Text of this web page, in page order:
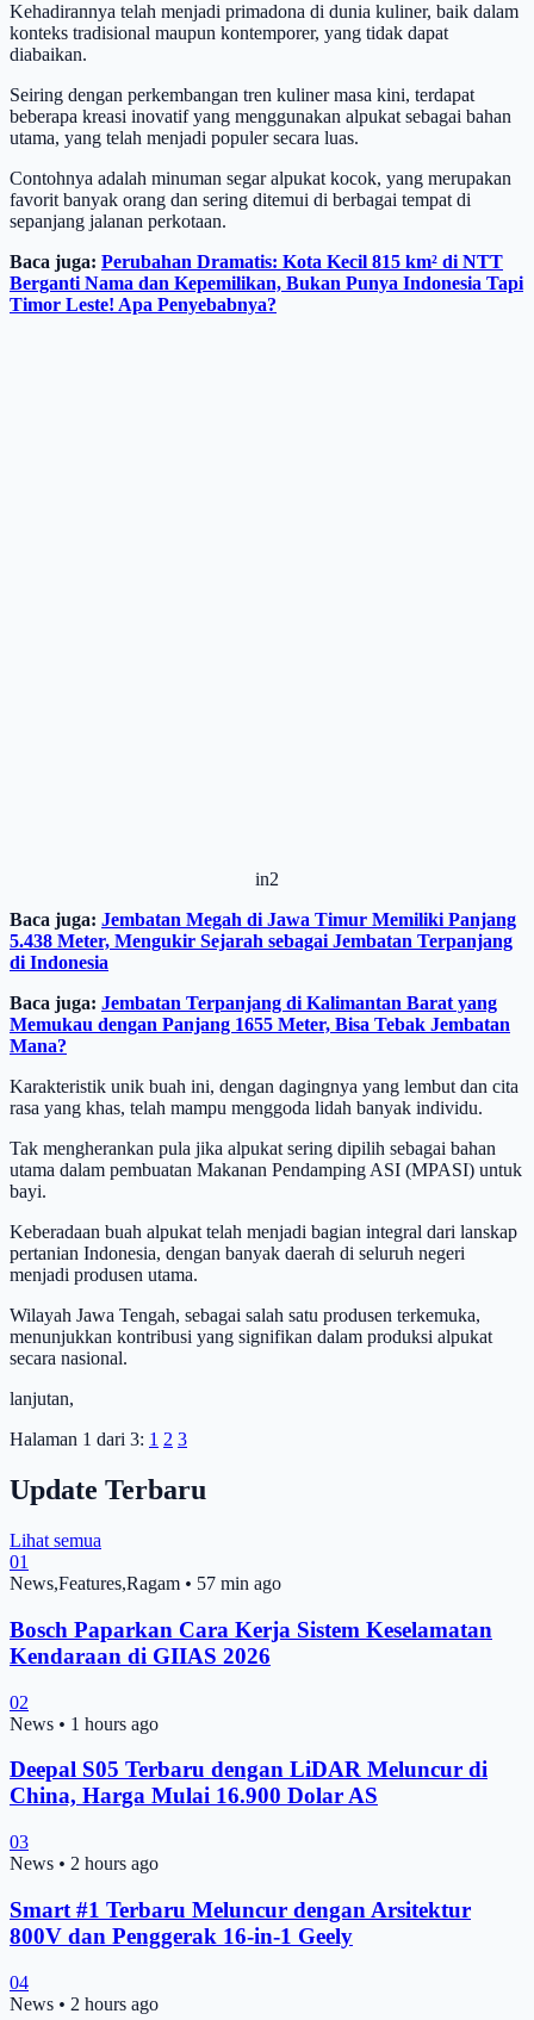
Kehadirannya telah menjadi primadona di dunia kuliner, baik dalam
konteks tradisional maupun kontemporer, yang tidak dapat
diabaikan.
Seiring dengan perkembangan tren kuliner masa kini, terdapat
beberapa kreasi inovatif yang menggunakan alpukat sebagai bahan
utama, yang telah menjadi populer secara luas.
Contohnya adalah minuman segar alpukat kocok, yang merupakan
favorit banyak orang dan sering ditemui di berbagai tempat di
sepanjang jalanan perkotaan.
Baca juga: Perubahan Dramatis: Kota Kecil 815 km² di NTT
Berganti Nama dan Kepemilikan, Bukan Punya Indonesia Tapi
Timor Leste! Apa Penyebabnya?
in2
Baca juga: Jembatan Megah di Jawa Timur Memiliki Panjang
5.438 Meter, Mengukir Sejarah sebagai Jembatan Terpanjang
di Indonesia
Baca juga: Jembatan Terpanjang di Kalimantan Barat yang
Memukau dengan Panjang 1655 Meter, Bisa Tebak Jembatan
Mana?
Karakteristik unik buah ini, dengan dagingnya yang lembut dan cita
rasa yang khas, telah mampu menggoda lidah banyak individu.
Tak mengherankan pula jika alpukat sering dipilih sebagai bahan
utama dalam pembuatan Makanan Pendamping ASI (MPASI) untuk
bayi.
Keberadaan buah alpukat telah menjadi bagian integral dari lanskap
pertanian Indonesia, dengan banyak daerah di seluruh negeri
menjadi produsen utama.
Wilayah Jawa Tengah, sebagai salah satu produsen terkemuka,
menunjukkan kontribusi yang signifikan dalam produksi alpukat
secara nasional.
lanjutan,
Halaman 1 dari 3: 1 2 3
Update Terbaru
Lihat semua
01
News,Features,Ragam • 57 min ago
Bosch Paparkan Cara Kerja Sistem Keselamatan
Kendaraan di GIIAS 2026
02
News • 1 hours ago
Deepal S05 Terbaru dengan LiDAR Meluncur di
China, Harga Mulai 16.900 Dolar AS
03
News • 2 hours ago
Smart #1 Terbaru Meluncur dengan Arsitektur
800V dan Penggerak 16-in-1 Geely
04
News • 2 hours ago